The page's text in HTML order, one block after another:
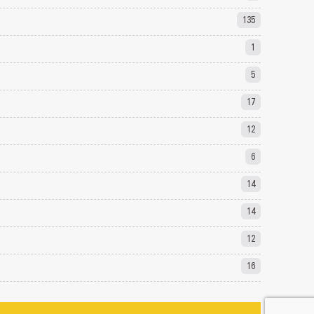
135
1
5
17
12
6
14
14
12
16